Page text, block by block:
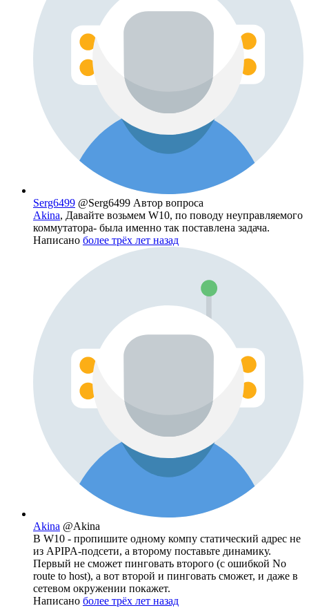
Serg6499 @Serg6499 Автор вопроса
Akina, Давайте возьмем W10, по поводу неуправляемого
коммутатора- была именно так поставлена задача.
Написано более трёх лет назад
Akina @Akina
В W10 - пропишите одному компу статический адрес не
из APIPA-подсети, а второму поставьте динамику.
Первый не сможет пинговать второго (с ошибкой No
route to host), а вот второй и пинговать сможет, и даже в
сетевом окружении покажет.
Написано более трёх лет назад